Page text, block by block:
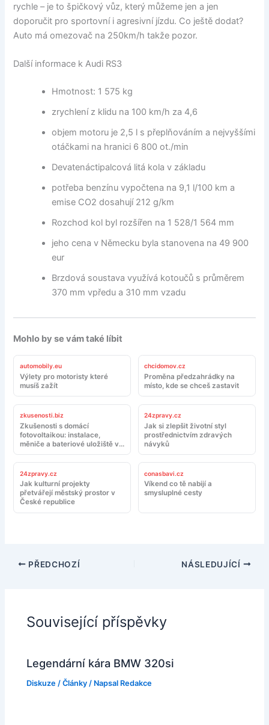
rychle – je to špičkový vůz, který můžeme jen a jen
doporučit pro sportovní i agresivní jízdu. Co ještě dodat?
Auto má omezovač na 250km/h takže pozor.
Další informace k Audi RS3
Hmotnost: 1 575 kg
zrychlení z klidu na 100 km/h za 4,6
objem motoru je 2,5 l s přeplňováním a nejvyššími
otáčkami na hranici 6 800 ot./min
Devatenáctipalcová litá kola v základu
potřeba benzínu vypočtena na 9,1 l/100 km a
emise CO2 dosahují 212 g/km
Rozchod kol byl rozšířen na 1 528/1 564 mm
jeho cena v Německu byla stanovena na 49 900
eur
Brzdová soustava využívá kotoučů s průměrem
370 mm vpředu a 310 mm vzadu
Mohlo by se vám také líbit
automobily.eu
Výlety pro motoristy které
musíš zažít
chcidomov.cz
Proměna předzahrádky na
místo, kde se chceš zastavit
zkusenosti.biz
Zkušenosti s domácí
fotovoltaikou: instalace,
měniče a bateriové uložiště v
reálném provozu
24zpravy.cz
Jak si zlepšit životní styl
prostřednictvím zdravých
návyků
24zpravy.cz
Jak kulturní projekty
přetvářejí městský prostor v
České republice
conasbavi.cz
Víkend co tě nabijí a
smysluplné cesty
PŘEDCHOZÍ NÁSLEDUJÍCÍ
Související příspěvky
Legendární kára BMW 320si
Diskuze /Články / Napsal Redakce